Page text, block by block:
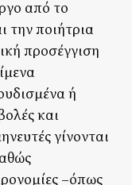
από το
ποιήτρια
προσέγγιση
ή
και
γίνονται
–όπως